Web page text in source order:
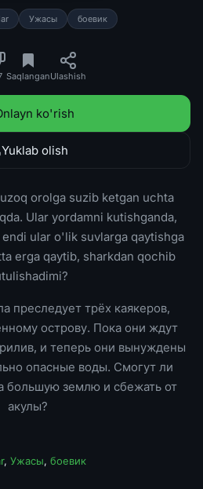
Ужасы боевик
SaqlanganUlashish
ko'rish
Yuklab olish
uzoq orolga suzib ketgan uchta
Ular yordamni kutishganda,
ular o'lik suvlarga qaytishga
erga qaytib, sharkdan qochib
преследует трёх каякеров,
острову. Пока они ждут
и теперь они вынуждены
опасные воды. Смогут ли
большую землю и сбежать от
акулы?
, Ужасы, боевик